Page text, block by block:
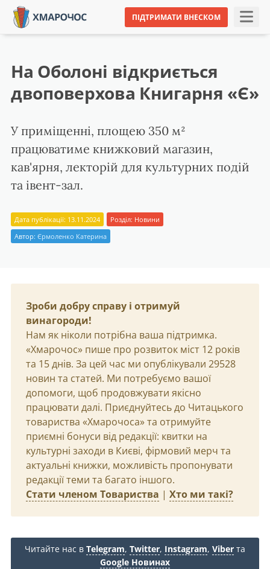
ПІДТРИМАТИ ВНЕСКОМ
На Оболоні відкриється
двоповерхова Книгарня «Є»
У приміщенні, площею 350 м²
працюватиме книжковий магазин,
кав'ярня, лекторій для культурних подій
та івент-зал.
Дата публікації: 13.11.2024 Розділ: Новини
Автор: Єрмоленко Катерина
Зроби добру справу і отримуй
винагороди!
Нам як ніколи потрібна ваша підтримка.
«Хмарочос» пише про розвиток міст 12 років
та 15 днів. За цей час ми опублікували 29528
новин та статей. Ми потребуємо вашої
допомоги, щоб продовжувати якісно
працювати далі. Приєднуйтесь до Читацького
товариства «Хмарочоса» та отримуйте
приємні бонуси від редакції: квитки на
культурні заходи в Києві, фірмовий мерч та
актуальні книжки, можливість пропонувати
редакції теми та багато іншого.
Стати членом Товариства | Хто ми такі?
Читайте нас в Telegram, Twitter, Instagram, Viber та
Google Новинах